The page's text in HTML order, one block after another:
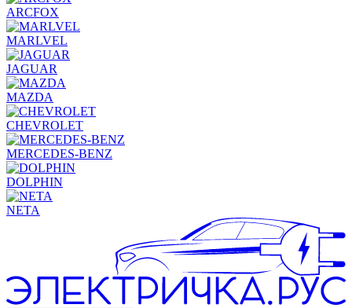
ARCFOX
MARLVEL
JAGUAR
MAZDA
CHEVROLET
MERCEDES-BENZ
DOLPHIN
NETA